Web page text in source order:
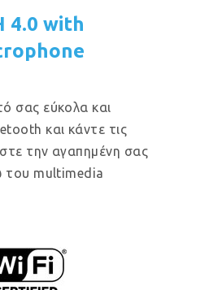
4.0 with
σας εύκολα και
και κάντε τις
την αγαπημένη σας
του multimedia